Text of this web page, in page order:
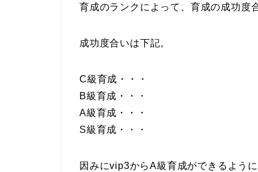
育成のランクによって、育成の成功度
成功度合いは下記。
C級育成・・・
B級育成・・・
A級育成・・・
S級育成・・・
因みにvip3からA級育成ができるよう